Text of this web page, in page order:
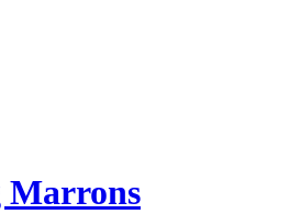
Marrons